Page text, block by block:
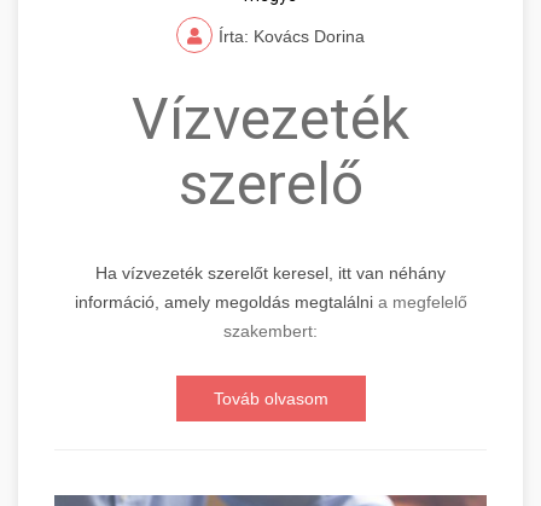
Írta: Kovács Dorina
Vízvezeték
szerelő
Ha vízvezeték szerelőt keresel, itt van néhány
információ, amely megoldás megtalálnia megfelelő
szakembert:
Továb olvasom